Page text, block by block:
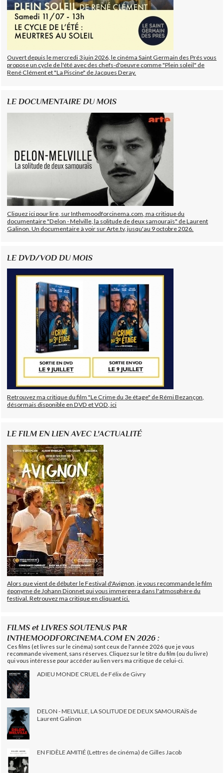
Ouvert depuis le mercredi 3 juin 2026, le cinéma Saint Germain des Prés vous
propose un cycle de l'été avec des chefs-d'oeuvre comme "Plein soleil" de
René Clément et "La Piscine" de Jacques Deray.
LE DOCUMENTAIRE DU MOIS
Cliquez ici pour lire, sur Inthemoodforcinema.com, ma critique du
documentaire "Delon - Melville, la solitude de deux samouraïs" de Laurent
Galinon. Un documentaire à voir sur Arte.tv, jusqu'au 9 octobre 2026.
LE DVD/VOD DU MOIS
Retrouvez ma critique du film "Le Crime du 3e étage" de Rémi Bezançon,
désormais disponible en DVD et VOD, ici
LE FILM EN LIEN AVEC L'ACTUALITÉ
Alors que vient de débuter le Festival d'Avignon, je vous recommande le film
éponyme de Johann Dionnet qui vous immergera dans l'atmosphère du
festival. Retrouvez ma critique en cliquant ici.
FILMS et LIVRES SOUTENUS PAR
INTHEMOODFORCINEMA.COM EN 2026 :
Ces films (et livres sur le cinéma) sont ceux de l'année 2026 que je vous
recommande vivement, sans réserves. Cliquez sur le titre du film (ou du livre)
qui vous intéresse pour accéder au lien vers ma critique de celui-ci.
ADIEU MONDE CRUEL de Félix de Givry
DELON - MELVILLE, LA SOLITUDE DE DEUX SAMOURAÏS de
Laurent Galinon
EN FIDÈLE AMITIÉ (Lettres de cinéma) de Gilles Jacob